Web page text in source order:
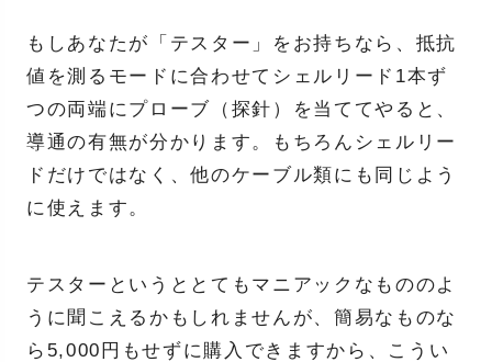
もしあなたが「テスター」をお持ちなら、抵抗
値を測るモードに合わせてシェルリード1本ず
つの両端にプローブ（探針）を当ててやると、
導通の有無が分かります。もちろんシェルリー
ドだけではなく、他のケーブル類にも同じよう
に使えます。
テスターというととてもマニアックなもののよ
うに聞こえるかもしれませんが、簡易なものな
ら5,000円もせずに購入できますから、こうい